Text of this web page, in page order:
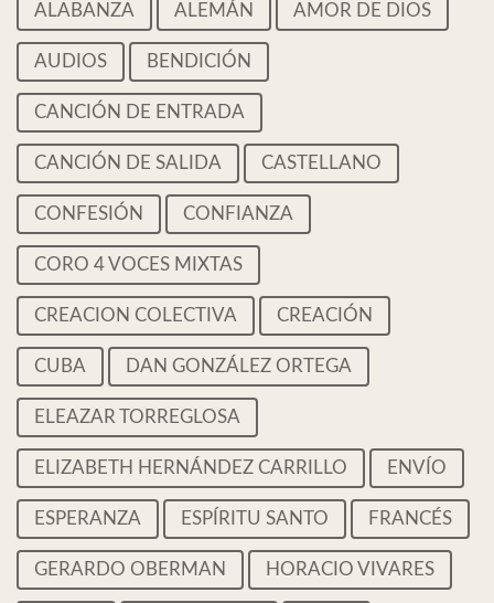
ALABANZA ALEMÁN AMOR DE DIOS
AUDIOS BENDICIÓN
CANCIÓN DE ENTRADA
CANCIÓN DE SALIDA CASTELLANO
CONFESIÓN CONFIANZA
CORO 4 VOCES MIXTAS
CREACION COLECTIVA CREACIÓN
CUBA DAN GONZÁLEZ ORTEGA
ELEAZAR TORREGLOSA
ELIZABETH HERNÁNDEZ CARRILLO ENVÍO
ESPERANZA ESPÍRITU SANTO FRANCÉS
GERARDO OBERMAN HORACIO VIVARES